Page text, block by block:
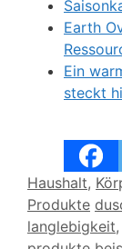
Earth
Ein
steckt
Kategorien
Haushalt,
Produkte
langlebigkeit,